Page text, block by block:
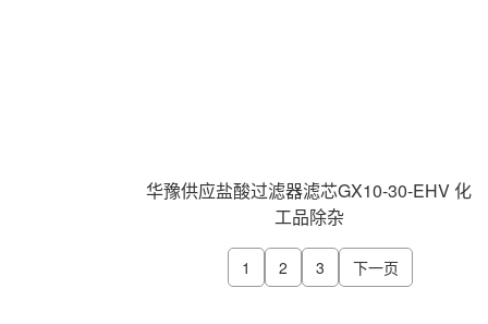
华豫供应盐酸过滤器滤芯GX10-30-EHV 化
工品除杂
1 2 3 下一页